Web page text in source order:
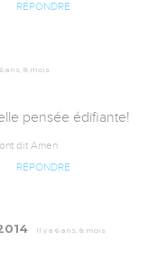
RÉPONDRE
ans, 8 mois
pensée édifiante!
dit Amen
RÉPONDRE
Il y a 6 ans, 8 mois